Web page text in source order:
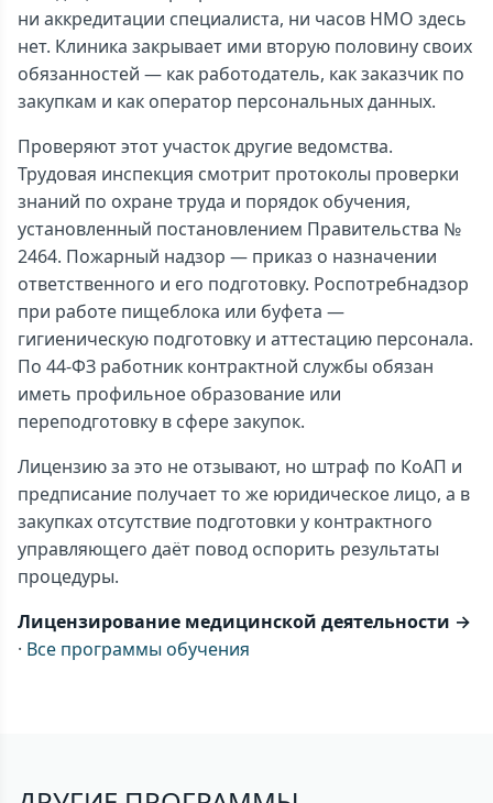
ни аккредитации специалиста, ни часов НМО здесь
нет. Клиника закрывает ими вторую половину своих
обязанностей — как работодатель, как заказчик по
закупкам и как оператор персональных данных.
Проверяют этот участок другие ведомства.
Трудовая инспекция смотрит протоколы проверки
знаний по охране труда и порядок обучения,
установленный постановлением Правительства №
2464. Пожарный надзор — приказ о назначении
ответственного и его подготовку. Роспотребнадзор
при работе пищеблока или буфета —
гигиеническую подготовку и аттестацию персонала.
По 44-ФЗ работник контрактной службы обязан
иметь профильное образование или
переподготовку в сфере закупок.
Лицензию за это не отзывают, но штраф по КоАП и
предписание получает то же юридическое лицо, а в
закупках отсутствие подготовки у контрактного
управляющего даёт повод оспорить результаты
процедуры.
Лицензирование медицинской деятельности →
· Все программы обучения